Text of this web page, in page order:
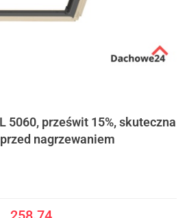
5060, prześwit 15%, skuteczna
nagrzewaniem